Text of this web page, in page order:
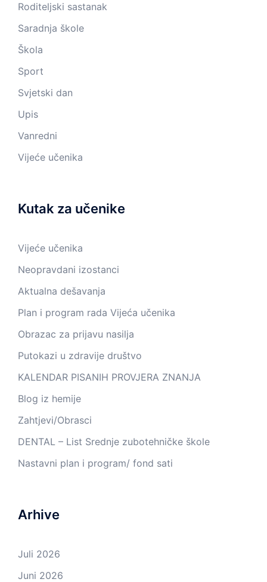
Roditeljski sastanak
Saradnja škole
Škola
Sport
Svjetski dan
Upis
Vanredni
Vijeće učenika
Kutak za učenike
Vijeće učenika
Neopravdani izostanci
Aktualna dešavanja
Plan i program rada Vijeća učenika
Obrazac za prijavu nasilja
Putokazi u zdravije društvo
KALENDAR PISANIH PROVJERA ZNANJA
Blog iz hemije
Zahtjevi/Obrasci
DENTAL – List Srednje zubotehničke škole
Nastavni plan i program/ fond sati
Arhive
Juli 2026
Juni 2026